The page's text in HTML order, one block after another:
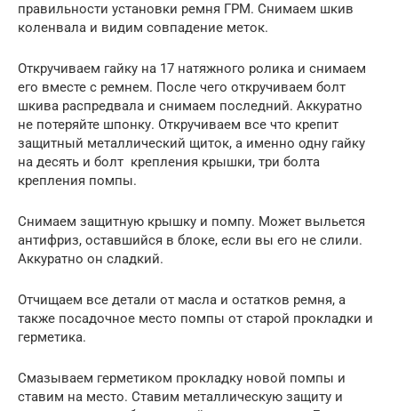
правильности установки ремня ГРМ. Снимаем шкив
коленвала и видим совпадение меток.
Откручиваем гайку на 17 натяжного ролика и снимаем
его вместе с ремнем. После чего откручиваем болт
шкива распредвала и снимаем последний. Аккуратно
не потеряйте шпонку. Откручиваем все что крепит
защитный металлический щиток, а именно одну гайку
на десять и болт крепления крышки, три болта
крепления помпы.
Снимаем защитную крышку и помпу. Может выльется
антифриз, оставшийся в блоке, если вы его не слили.
Аккуратно он сладкий.
Отчищаем все детали от масла и остатков ремня, а
также посадочное место помпы от старой прокладки и
герметика.
Смазываем герметиком прокладку новой помпы и
ставим на место. Ставим металлическую защиту и